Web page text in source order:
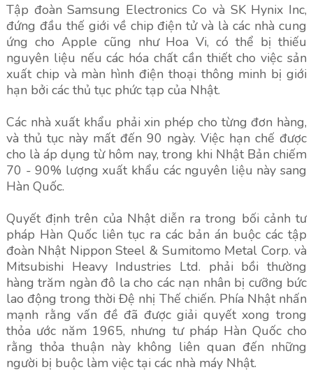
Tập đoàn Samsung Electronics Co và SK Hynix Inc,
đứng đầu thế giới về chip điện tử và là các nhà cung
ứng cho Apple cũng như Hoa Vi, có thể bị thiếu
nguyên liệu nếu các hóa chất cần thiết cho việc sản
xuất chip và màn hình điện thoại thông minh bị giới
hạn bởi các thủ tục phức tạp của Nhật.
Các nhà xuất khẩu phải xin phép cho từng đơn hàng,
và thủ tục này mất đến 90 ngày. Việc hạn chế được
cho là áp dụng từ hôm nay, trong khi Nhật Bản chiếm
70 - 90% lượng xuất khẩu các nguyên liệu này sang
Hàn Quốc.
Quyết định trên của Nhật diễn ra trong bối cảnh tư
pháp Hàn Quốc liên tục ra các bản án buộc các tập
đoàn Nhật Nippon Steel & Sumitomo Metal Corp. và
Mitsubishi Heavy Industries Ltd. phải bồi thường
hàng trăm ngàn đô la cho các nạn nhân bị cưỡng bức
lao động trong thời Đệ nhị Thế chiến. Phía Nhật nhấn
mạnh rằng vấn đề đã được giải quyết xong trong
thỏa ước năm 1965, nhưng tư pháp Hàn Quốc cho
rằng thỏa thuận này không liên quan đến những
người bị buộc làm việc tại các nhà máy Nhật.